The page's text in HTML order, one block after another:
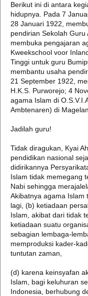
Berikut ini di antara
hidupnya. Pada 7
28 Januari 1922,
pendirian Sekolah Guru
membuka pengajaran
Kweekschool voor
Tinggi untuk guru
membantu usaha
21 September 1922,
H.K.S. Purworejo; 4
agama Islam di
Ambtenaren) di
Jadilah guru!
Tidak diragukan, Kyai
pendidikan nasional
didirikannya
Islam tidak memegang
Nabi sehingga
Akibatnya agama Islam
lagi, (b) ketiadaan
Islam, akibat dari tidak
ketiadaan suatu
sebagian lembaga-
memproduksi kader-
tuntutan zaman,
(d) karena keinsyafan
Islam, bagi keluhuran
Indonesia, berhubung